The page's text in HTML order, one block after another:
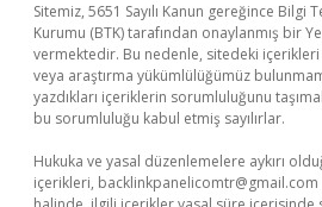
Sitemiz, 5651 Sayılı Kanun gereğince Bilgi
Kurumu (BTK) tarafından onaylanmış bir
vermektedir. Bu nedenle, sitedeki
veya araştırma yükümlülüğümüz
yazdıkları içeriklerin sorumluluğunu
bu sorumluluğu kabul etmiş sayılırlar.
Hukuka ve yasal düzenlemelere aykırı
içerikleri, backlinkpanelicomtr@gmail.com